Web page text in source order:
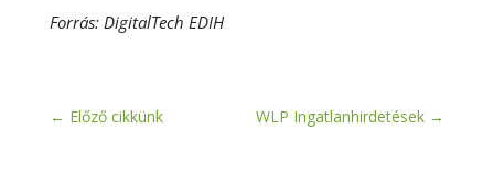
Forrás: DigitalTech EDIH
← Előző cikkünk WLP Ingatlanhirdetések →